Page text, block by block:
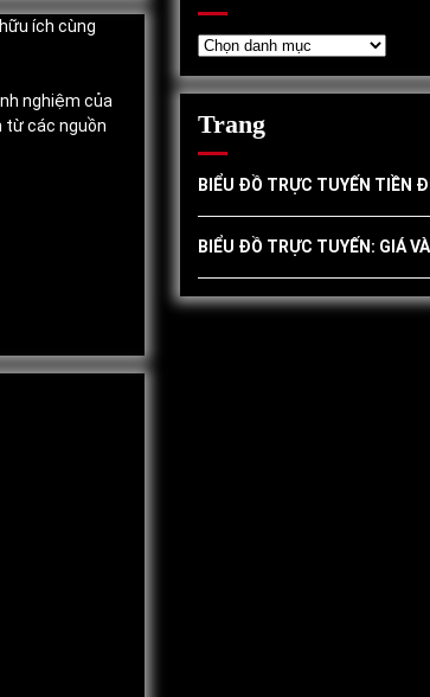
ích cùng
nghiệm của
từ các nguồn
Danh
Trang
BIỂU ĐỒ TRỰC TUYẾN TIỀN
BIỂU ĐỒ TRỰC TUYẾN: GIÁ